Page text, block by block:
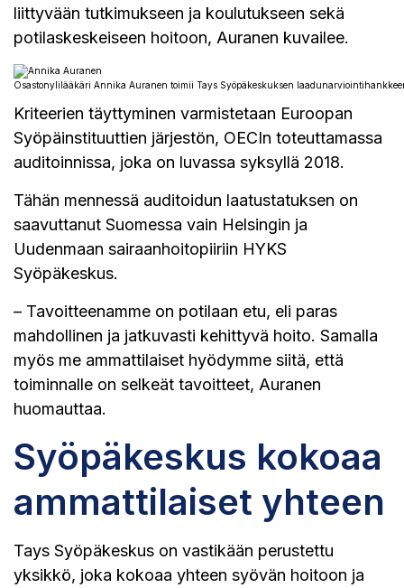
liittyvään tutkimukseen ja koulutukseen sekä
potilaskeskeiseen hoitoon, Auranen kuvailee.
Osastonylilääkäri Annika Auranen toimii Tays Syöpäkeskuksen
Kriteerien täyttyminen varmistetaan Euroopan
Syöpäinstituuttien järjestön, OECIn toteuttamassa
auditoinnissa, joka on luvassa syksyllä 2018.
Tähän mennessä auditoidun laatustatuksen on
saavuttanut Suomessa vain Helsingin ja
Uudenmaan sairaanhoitopiiriin HYKS
Syöpäkeskus.
– Tavoitteenamme on potilaan etu, eli paras
mahdollinen ja jatkuvasti kehittyvä hoito. Samalla
myös me ammattilaiset hyödymme siitä, että
toiminnalle on selkeät tavoitteet, Auranen
huomauttaa.
Syöpäkeskus kokoaa
ammattilaiset yhteen
Tays Syöpäkeskus on vastikään perustettu
yksikkö, joka kokoaa yhteen syövän hoitoon ja